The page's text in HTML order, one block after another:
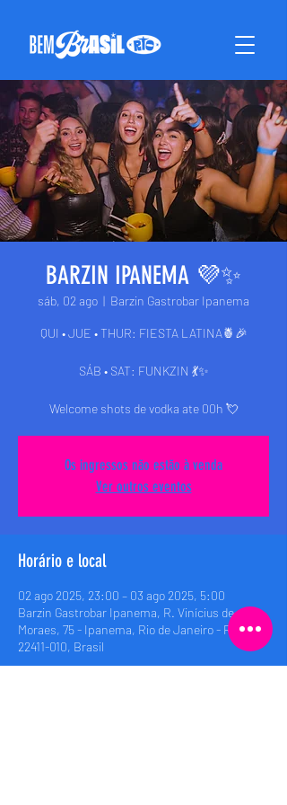
BARZIN IPANEMA 💜✨
sáb, 02 ago
  |
Barzin Gastrobar Ipanema
QUI • JUE • THUR: FIESTA LATINA🍍🎉
SÁB • SAT: FUNKZIN 💃✨
Welcome shots de vodka ate 00h 💘
Os ingressos não estão à venda
Ver outros eventos
Horário e local
02 ago 2025, 23:00 – 03 ago 2025, 5:00
Barzin Gastrobar Ipanema, R. Vinícius de
Moraes, 75 - Ipanema, Rio de Janeiro - RJ,
22411-010, Brasil